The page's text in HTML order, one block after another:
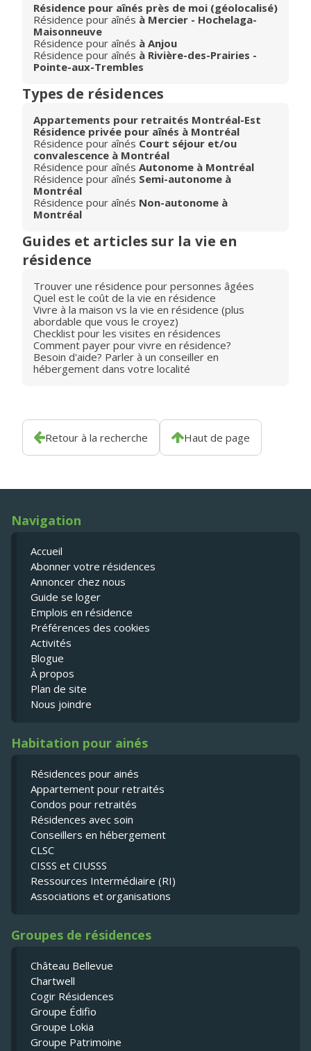
Résidence pour aînés près de moi (géolocalisé)
Résidence pour aînés à Mercier - Hochelaga-
Maisonneuve
Résidence pour aînés à Anjou
Résidence pour aînés à Rivière-des-Prairies -
Pointe-aux-Trembles
Types de résidences
Appartements pour retraités Montréal-Est
Résidence privée pour aînés à Montréal
Résidence pour aînés Court séjour et/ou
convalescence à Montréal
Résidence pour aînés Autonome à Montréal
Résidence pour aînés Semi-autonome à
Montréal
Résidence pour aînés Non-autonome à
Montréal
Guides et articles sur la vie en
résidence
Trouver une résidence pour personnes âgées
Quel est le coût de la vie en résidence
Vivre à la maison vs la vie en résidence (plus
abordable que vous le croyez)
Checklist pour les visites en résidences
Comment payer pour vivre en résidence?
Besoin d'aide? Parler à un conseiller en
hébergement dans votre localité
Retour à la recherche Haut de page
Navigation
Accueil
Abonner votre résidences
Annoncer chez nous
Guide se loger
Emplois en résidence
Préférences des cookies
Activités
Blogue
À propos
Plan de site
Nous joindre
Habitation pour ainés
Résidences pour ainés
Appartement pour retraités
Condos pour retraités
Résidences avec soin
Conseillers en hébergement
CLSC
CISSS et CIUSSS
Ressources Intermédiaire (RI)
Associations et organisations
Groupes de résidences
Château Bellevue
Chartwell
Cogir Résidences
Groupe Édifio
Groupe Lokia
Groupe Patrimoine